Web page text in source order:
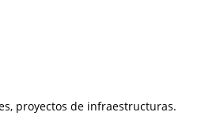
proyectos de infraestructuras.